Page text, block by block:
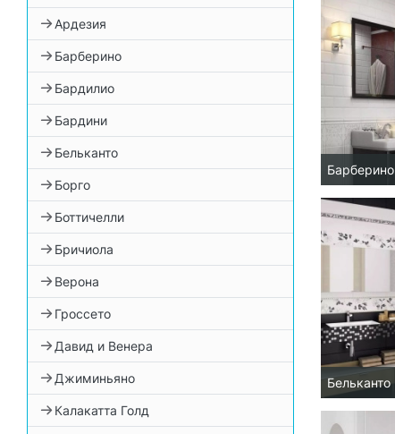
Ардезия
Барберино
Бардилио
Бардини
Бельканто
Борго
Боттичелли
Бричиола
Верона
Гроссето
Давид и Венера
Джиминьяно
Калакатта Голд
Барберино
Бельканто